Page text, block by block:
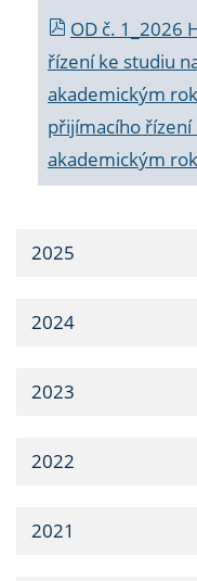
OD č. 1_2026
řízení ke studiu
akademickým
přijímacího řízení
akademickým
2025
2024
2023
2022
2021